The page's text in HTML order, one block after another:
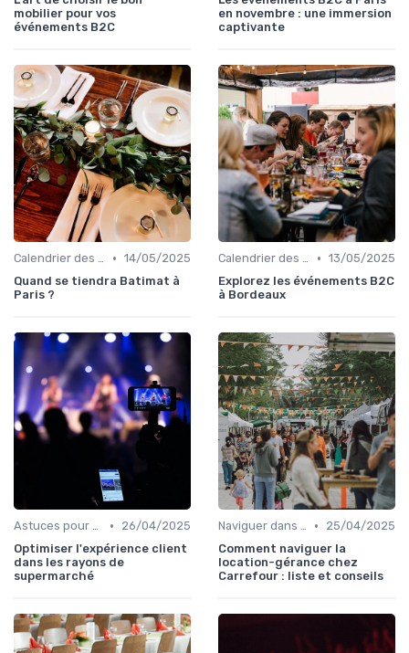
mobilier pour vos
événements B2C
en novembre : une immersion
captivante
Calendrier des Événements Grand Public • 14/05/2025
Quand se tiendra Batimat à
Paris ?
Calendrier des Événements Grand Public • 13/05/2025
Explorez les événements B2C
à Bordeaux
Astuces pour une Expérience Optimale •
26/04/2025
Optimiser l'expérience client
dans les rayons de
supermarché
Naviguer dans les Grands Événements •
25/04/2025
Comment naviguer la
location-gérance chez
Carrefour : liste et conseils